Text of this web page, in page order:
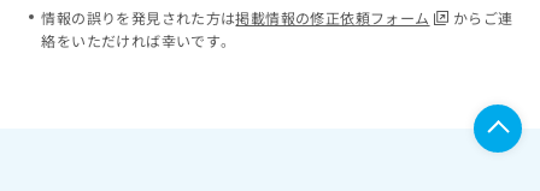
情報の誤りを発見された方は掲載情報の修正依頼フォーム
からご連
絡をいただければ幸いです。